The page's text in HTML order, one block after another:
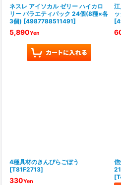
ネスレ アイソカル ゼリー ハイカロ
リー バラエティパック 24個(8種×各
3個) [4987788511491]
5,890Yen
[
4種具材のきんぴらごぼう
[T81F2713]
330Yen
[